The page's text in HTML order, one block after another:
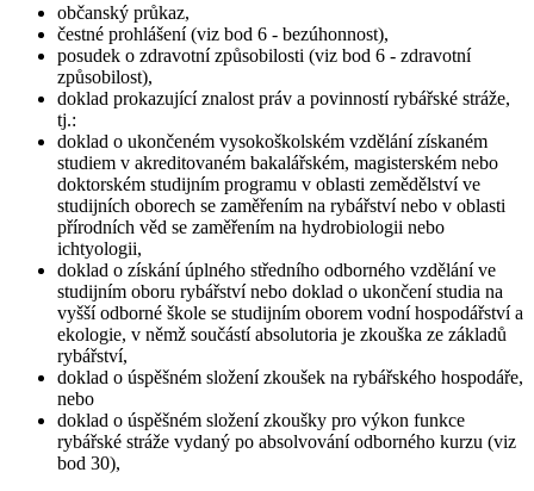
občanský průkaz,
čestné prohlášení (viz bod 6 - bezúhonnost),
posudek o zdravotní způsobilosti (viz bod 6 - zdravotní
způsobilost),
doklad prokazující znalost práv a povinností rybářské stráže,
tj.:
doklad o ukončeném vysokoškolském vzdělání získaném
studiem v akreditovaném bakalářském, magisterském nebo
doktorském studijním programu v oblasti zemědělství ve
studijních oborech se zaměřením na rybářství nebo v oblasti
přírodních věd se zaměřením na hydrobiologii nebo
ichtyologii,
doklad o získání úplného středního odborného vzdělání ve
studijním oboru rybářství nebo doklad o ukončení studia na
vyšší odborné škole se studijním oborem vodní hospodářství a
ekologie, v němž součástí absolutoria je zkouška ze základů
rybářství,
doklad o úspěšném složení zkoušek na rybářského hospodáře,
nebo
doklad o úspěšném složení zkoušky pro výkon funkce
rybářské stráže vydaný po absolvování odborného kurzu (viz
bod 30),